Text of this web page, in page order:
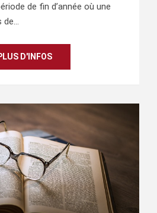
de fin d’année où une
de…
D'INFOS